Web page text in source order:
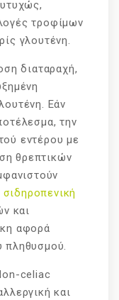
τροφίμων
γλουτένη.
διαταραχή,
Εάν
την
εντέρου με
θρεπτικών
σιδηροπενική
και
αφορά
πληθυσμού.
celiac
και